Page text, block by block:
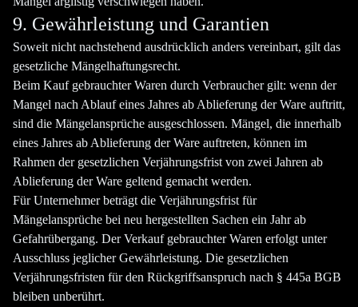
9. Gewährleistung und Garantien
Soweit nicht nachstehend ausdrücklich anders vereinbart, gilt das
gesetzliche Mängelhaftungsrecht.
Beim Kauf gebrauchter Waren durch Verbraucher gilt: wenn der
Mangel nach Ablauf eines Jahres ab Ablieferung der Ware auftritt,
sind die Mängelansprüche ausgeschlossen. Mängel, die innerhalb
eines Jahres ab Ablieferung der Ware auftreten, können im
Rahmen der gesetzlichen Verjährungsfrist von zwei Jahren ab
Ablieferung der Ware geltend gemacht werden.
Für Unternehmer beträgt die Verjährungsfrist für
Mängelansprüche bei neu hergestellten Sachen ein Jahr ab
Gefahrübergang. Der Verkauf gebrauchter Waren erfolgt unter
Ausschluss jeglicher Gewährleistung. Die gesetzlichen
Verjährungsfristen für den Rückgriffsanspruch nach § 445a BGB
bleiben unberührt.